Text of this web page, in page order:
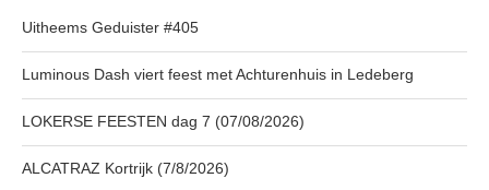
Uitheems Geduister #405
Luminous Dash viert feest met Achturenhuis in Ledeberg
LOKERSE FEESTEN dag 7 (07/08/2026)
ALCATRAZ Kortrijk (7/8/2026)